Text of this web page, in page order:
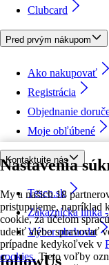
Nastavenia
My a našich 18
pristupujeme, napríklad
cookie, za účelom
udeliť alebo spravovať
prípadne kedykoľvek v
cookies. Tieto voľby
Clubcard
Pred prvým nákupom
Ako nakupovať
Registrácia
Objednanie
Moje obľúbené
Kontaktujte nás
Tesco.sk
Zákaznícka linka
Výber obchodu
followUs